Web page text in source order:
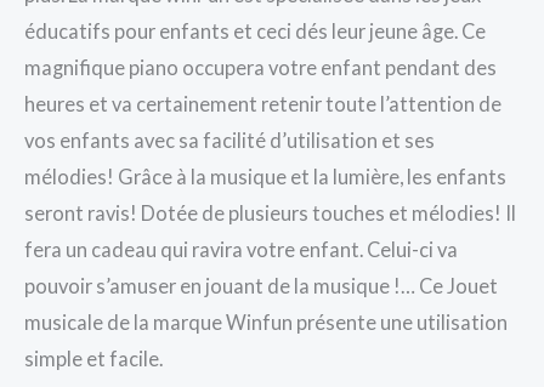
éducatifs pour enfants et ceci dés leur jeune âge. Ce
magnifique piano occupera votre enfant pendant des
heures et va certainement retenir toute l’attention de
vos enfants avec sa facilité d’utilisation et ses
mélodies! Grâce à la musique et la lumière, les enfants
seront ravis! Dotée de plusieurs touches et mélodies! Il
fera un cadeau qui ravira votre enfant. Celui-ci va
pouvoir s’amuser en jouant de la musique !… Ce Jouet
musicale de la marque Winfun présente une utilisation
simple et facile.